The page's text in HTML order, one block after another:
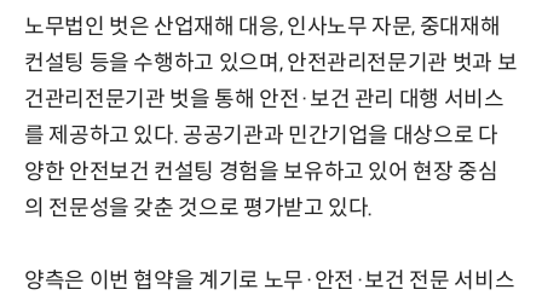
노무법인 벗은 산업재해 대응, 인사노무 자문, 중대재해
컨설팅 등을 수행하고 있으며, 안전관리전문기관 벗과 보
건관리전문기관 벗을 통해 안전·보건 관리 대행 서비스
를 제공하고 있다. 공공기관과 민간기업을 대상으로 다
양한 안전보건 컨설팅 경험을 보유하고 있어 현장 중심
의 전문성을 갖춘 것으로 평가받고 있다.
양측은 이번 협약을 계기로 노무·안전·보건 전문 서비스